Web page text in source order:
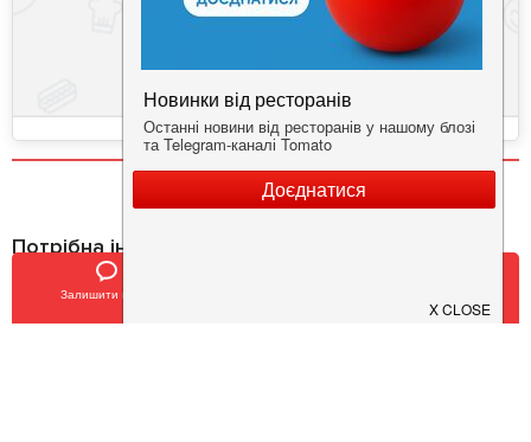
Залишити відгук
Потрібна інформація про заклад?
Завантажуйте додаток!